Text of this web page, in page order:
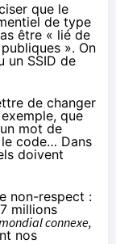
que le
de type
être « lié de
». On
un SSID de
de changer
que
mot de
code… Dans
doivent
non-respect :
millions
connexe,
nos